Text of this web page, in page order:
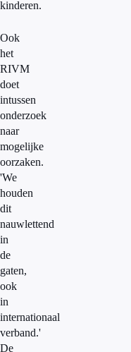
kinderen.
Ook
het
RIVM
doet
intussen
onderzoek
naar
mogelijke
oorzaken.
'We
houden
dit
nauwlettend
in
de
gaten,
ook
in
internationaal
verband.'
De